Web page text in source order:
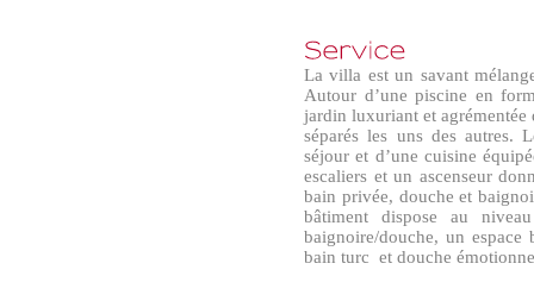
La villa est un savant
Autour d’une piscine en
jardin luxuriant et
séparés les uns des autres.
séjour et d’une cuisine
escaliers et un ascenseur
bain privée, douche et
bâtiment dispose au
baignoire/douche, un
bain turc et douche